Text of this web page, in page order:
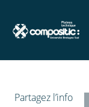
Partagez l’info